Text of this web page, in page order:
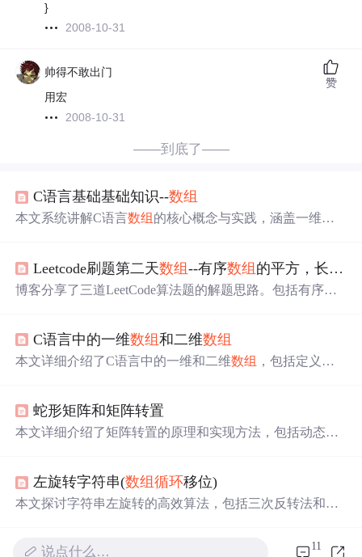
}
2008-10-31
帅得不敢出门
用宏
2008-10-31
赞
——到底了——
C语言基础基础知识--数组
本文系统讲解C语言数组 的核心概念与实践，涵盖一维数
数组的创建语法、按行/不完全/省略行数初始化、行列下标
访问、嵌套循环输入输出、内存行优先连续布局；并介绍
力。
Leetcode刷题第二天数组--有序数组 的平方，长度最小的子
博客分享了三道LeetCode算法题的解题思路。包括有序数
察 规律，考虑n的奇偶、循环圈数、区间统一和偏移量等因
素。
C语言中的一维数组和二维数组
本文详细介绍了C语言中的一维和二维数组 ，包括定义方
行优先存储特性。
蛇形矩阵和矩阵转置
本文详细介绍了矩阵转置的原理和实现方法，包括动态数
后一列开始，遵循特定规律进行赋值
代码实现和输出效果。文章适合对矩阵操作和 数组编程感
左旋转字符串(数组循环移位)
本文探讨字符串左旋转的高效算法，包括三次反转法和基
说点什么… 11